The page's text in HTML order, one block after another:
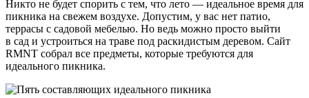
Никто не будет спорить с тем, что лето — идеальное время для
пикника на свежем воздухе. Допустим, у вас нет патио,
террасы с садовой мебелью. Но ведь можно просто выйти
в сад и устроиться на траве под раскидистым деревом. Сайт
RMNT собрал все предметы, которые требуются для
идеального пикника.